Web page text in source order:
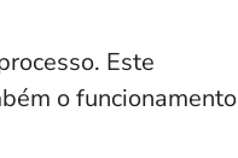
Este
o funcionamento